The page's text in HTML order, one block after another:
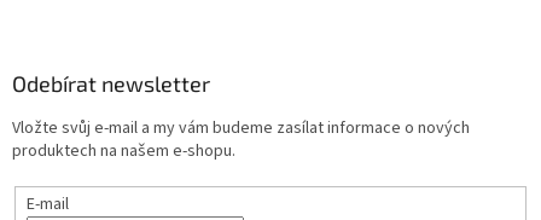
Odebírat newsletter
Vložte svůj e-mail a my vám budeme zasílat informace o nových
produktech na našem e-shopu.
E-mail